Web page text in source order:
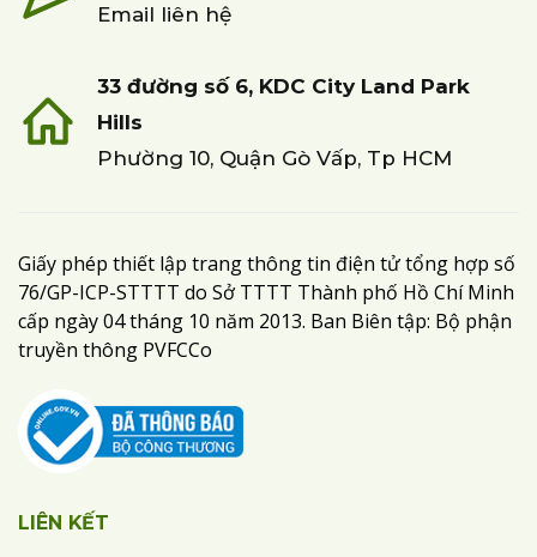
Email liên hệ
33 đường số 6, KDC City Land Park
Hills
Phường 10, Quận Gò Vấp, Tp HCM
Giấy phép thiết lập trang thông tin điện tử tổng hợp số
76/GP-ICP-STTTT do Sở TTTT Thành phố Hồ Chí Minh
cấp ngày 04 tháng 10 năm 2013. Ban Biên tập: Bộ phận
truyền thông PVFCCo
LIÊN KẾT